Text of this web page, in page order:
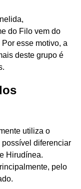
do Filo vem do
Por esse motivo, a
deste grupo é
utiliza o
diferenciar
Hirudínea.
pelo